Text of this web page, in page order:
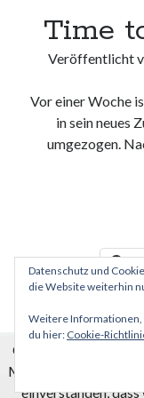
30 31
Time
Veröffentlicht
Vor einer Woche
in sein neues
umgezogen.
Author
Datenschutz und
die Website weiterhin
Weitere Informationen,
du hier: Cookie-
Cookies erleichtern
Mit der Nutzung
einverstanden,